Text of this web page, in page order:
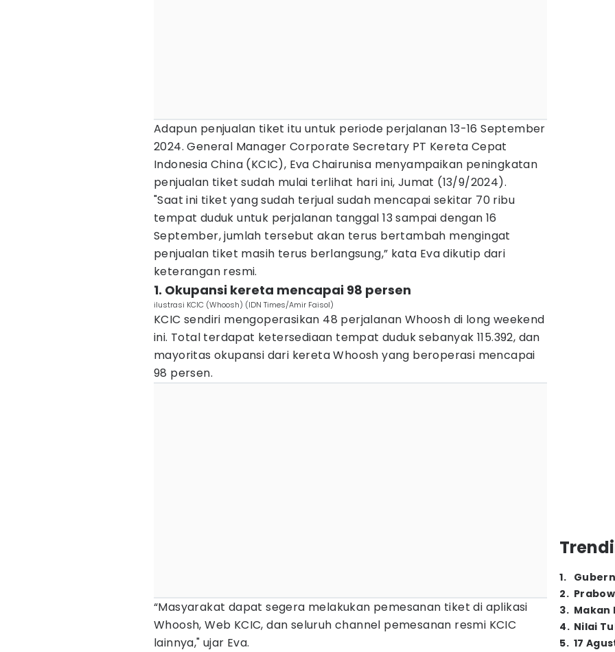
Adapun penjualan tiket itu untuk periode perjalanan 13-16 September
2024. General Manager Corporate Secretary PT Kereta Cepat
Indonesia China (KCIC), Eva Chairunisa menyampaikan peningkatan
penjualan tiket sudah mulai terlihat hari ini, Jumat (13/9/2024).
"Saat ini tiket yang sudah terjual sudah mencapai sekitar 70 ribu
tempat duduk untuk perjalanan tanggal 13 sampai dengan 16
September, jumlah tersebut akan terus bertambah mengingat
penjualan tiket masih terus berlangsung,” kata Eva dikutip dari
keterangan resmi.
1. Okupansi kereta mencapai 98 persen
ilustrasi KCIC (Whoosh) (IDN Times/Amir Faisol)
KCIC sendiri mengoperasikan 48 perjalanan Whoosh di long weekend
ini. Total terdapat ketersediaan tempat duduk sebanyak 115.392, dan
mayoritas okupansi dari kereta Whoosh yang beroperasi mencapai
98 persen.
“Masyarakat dapat segera melakukan pemesanan tiket di aplikasi
Whoosh, Web KCIC, dan seluruh channel pemesanan resmi KCIC
lainnya," ujar Eva.
1.
2.
3. Makan
4. Nilai
5. 17